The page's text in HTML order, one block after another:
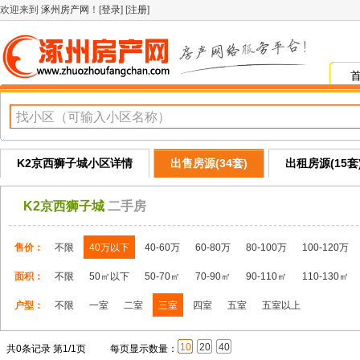
欢迎来到 涿州房产网 ！[登录] [注册]
K2京西狮子城小区详情 出售房源(34套) 出租房源(15
K2京西狮子城 二手房
售价： 不限 40万以下 40-60万 60-80万 80-100万 100-120万
面积： 不限 50㎡以下 50-70㎡ 70-90㎡ 90-110㎡ 110-130㎡
户型： 不限 一室 二室 三室 四室 五室 五室以上
共0条记录 第1/1页 每页显示数量： 10 20 40